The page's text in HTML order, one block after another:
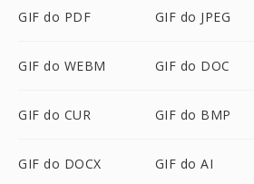
GIF do PDF GIF do JPEG
GIF do WEBM GIF do DOC
GIF do CUR GIF do BMP
GIF do DOCX GIF do AI